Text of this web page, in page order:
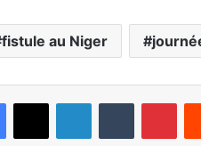
fistule au Niger